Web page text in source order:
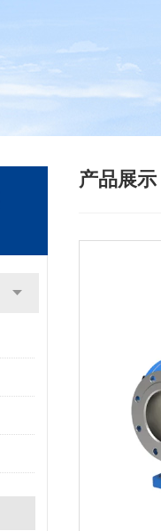
产品展示